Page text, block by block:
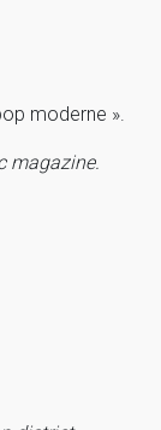
moderne ».
magazine.